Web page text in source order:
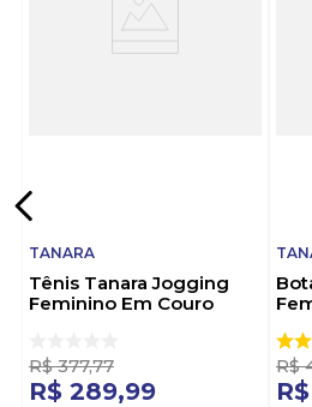
sinta a diferença de caminhar
TANARA
Tênis Tanara Jogging
Feminino Em Couro
R$ 377,77
R$ 289,99
R$
R$